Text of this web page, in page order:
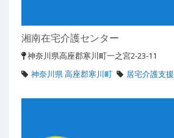
湘南在宅介護センター
神奈川県高座郡寒川町一之宮2-23-11
神奈川県 高座郡寒川町
居宅介護支援